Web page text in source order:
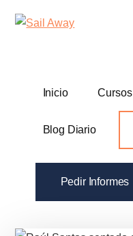
Additional
menu
Sail
Academia
Inicio
Cursos
Blog Diario
Pedir Informes